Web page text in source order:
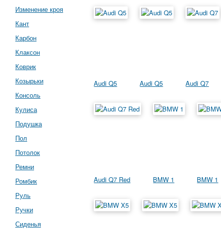
Изменение кроя
Кант
Карбон
Клаксон
Коврик
Козырьки
Консоль
Кулиса
Подушка
Пол
Потолок
Ремни
Ромбик
Руль
Ручки
Сиденья
Audi Q5 Audi Q5 Audi Q7
Audi Q7 Red BMW 1 BMW 1